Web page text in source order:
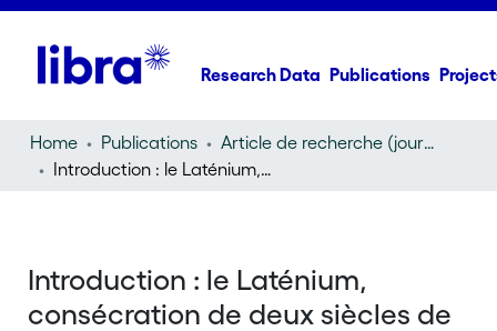
Research Data Publications
Home Publications
Article de recherche (journal article)
Introduction : le Laténium, consécration de deux siècles de recherches et d'enthousiasmes archéologiques
Introduction : le Laténium,
consécration de deux siècles de